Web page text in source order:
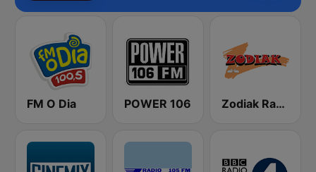
FM O Dia POWER 106 Zodiak Radio